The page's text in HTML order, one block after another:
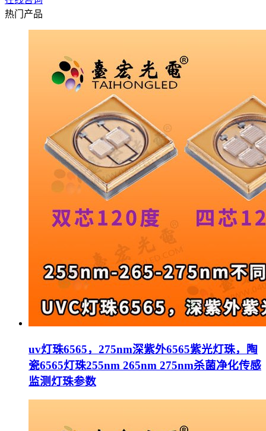
热门产品
uv灯珠6565，275nm深紫外6565紫光灯珠，陶
瓷6565灯珠255nm 265nm 275nm杀菌净化传感
监测灯珠参数